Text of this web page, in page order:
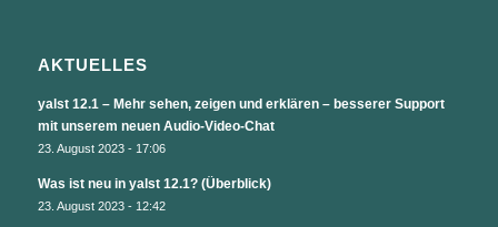
AKTUELLES
yalst 12.1 – Mehr sehen, zeigen und erklären – besserer Support
mit unserem neuen Audio-Video-Chat
23. August 2023 - 17:06
Was ist neu in yalst 12.1? (Überblick)
23. August 2023 - 12:42